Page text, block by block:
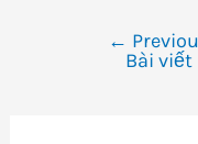
←
Bài viết